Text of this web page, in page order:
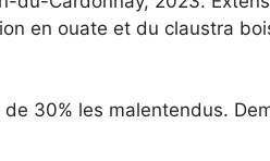
en ouate et du claustra
30% les malentendus.